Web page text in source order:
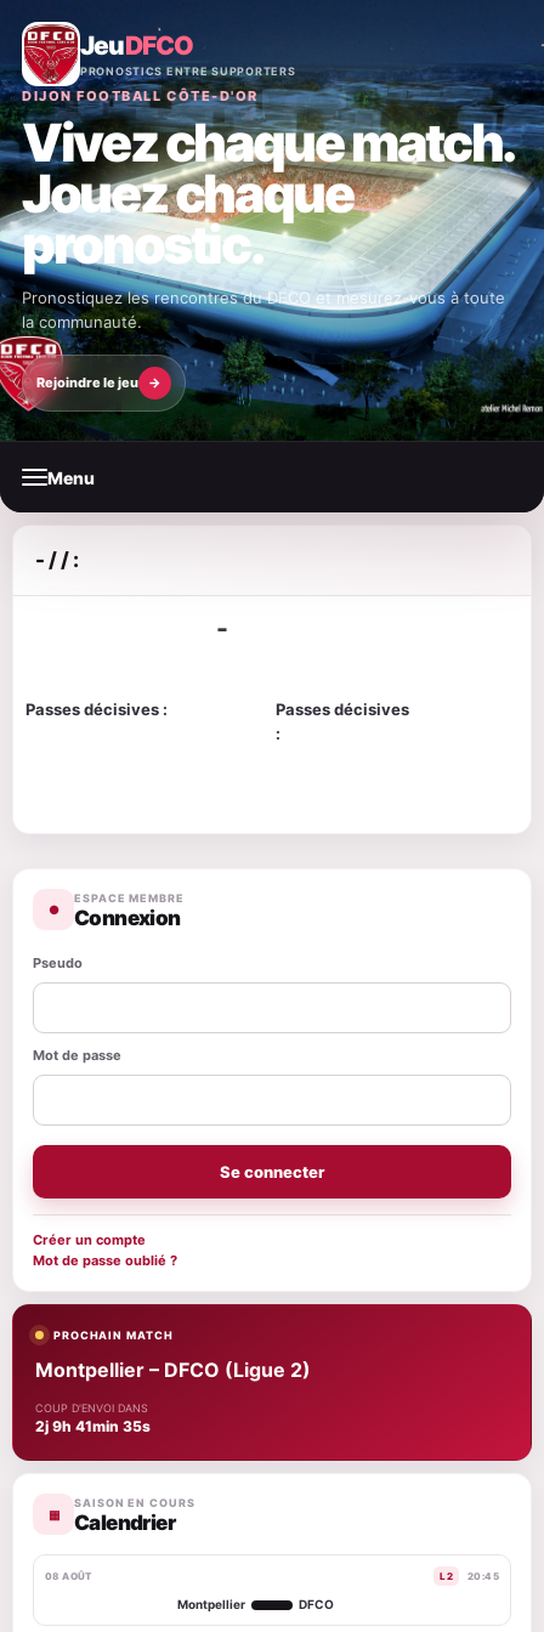
JeuDFCO
PRONOSTICS ENTRE SUPPORTERS
DIJON FOOTBALL CÔTE-D'OR
Vivez chaque match.
Jouez chaque
pronostic.
Pronostiquez les rencontres du DFCO et mesurez-vous à toute
la communauté.
Rejoindre le jeu →
Menu
- / / :
Passes décisives :
-
Passes décisives
:
●
ESPACE MEMBRE
Connexion
Pseudo
Mot de passe
Se connecter
Créer un compte
Mot de passe oublié ?
PROCHAIN MATCH
Montpellier – DFCO (Ligue 2)
COUP D'ENVOI DANS
2j 9h 41min 34s
▦
SAISON EN COURS
Calendrier
08 AOÛT L2 20:45
Montpellier DFCO